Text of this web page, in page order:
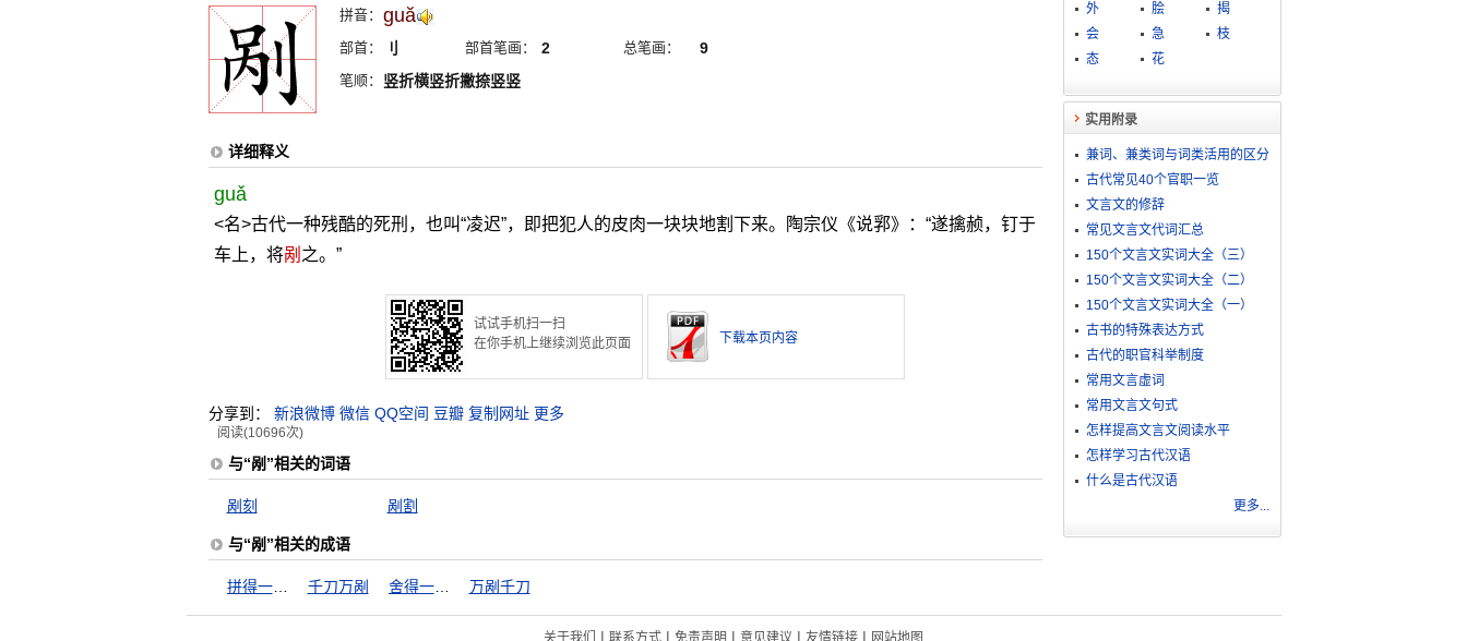
拼音： guă
部首： 刂 部首笔画： 2 总笔画： 9
笔顺： 竖折横竖折撇捺竖竖
详细释义
guǎ
<名>古代一种残酷的死刑，也叫“凌迟”，即把犯人的皮肉一块块地割下来。陶宗仪《说郛》：“遂擒赪，钉于
车上，将剐 之。”
试试手机扫一扫
在你手机上继续浏览此页面
下载本页内容
分享到： 新浪微博 微信 QQ空间 豆瓣 复制网址 更多
阅读(10696次)
与“剐”相关的词语
剐刻 剐割
与“剐”相关的成语
拼得一身剐，敢把皇帝拉下马 千刀万剐 舍得一身剐，敢把皇帝拉下马 万剐千刀
外
脍
揭
会
急
枝
态
花
实用附录
兼词、兼类词与词类活用的区分
古代常见40个官职一览
文言文的修辞
常见文言文代词汇总
150个文言文实词大全（三）
150个文言文实词大全（二）
150个文言文实词大全（一）
古书的特殊表达方式
古代的职官科举制度
常用文言虚词
常用文言文句式
怎样提高文言文阅读水平
怎样学习古代汉语
什么是古代汉语
更多...
关于我们 | 联系方式 | 免责声明 | 意见建议 | 友情链接 | 网站地图